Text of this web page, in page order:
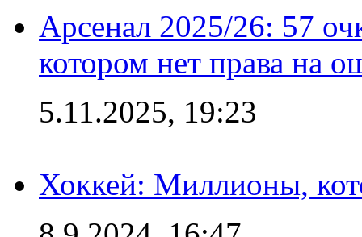
Арсенал 2025/26: 57
котором нет права на
5.11.2025, 19:23
Хоккей: Миллионы,